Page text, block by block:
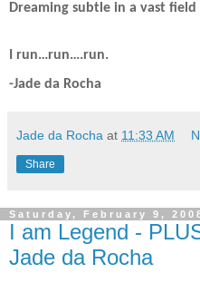
Dreaming subtle in a vast
I run…run….run.
-Jade da Rocha
Jade da Rocha at 11:33 AM
Share
Saturday, February 9,
I am Legend -
Jade da Rocha